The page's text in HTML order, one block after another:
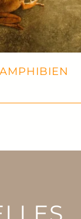
AMPHIBIEN